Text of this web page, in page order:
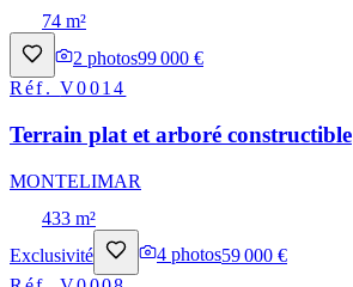
74 m²
2 photos99 000 €
Réf.V0014
Terrain plat et arboré constructible
MONTELIMAR
433 m²
Exclusivité
4 photos59 000 €